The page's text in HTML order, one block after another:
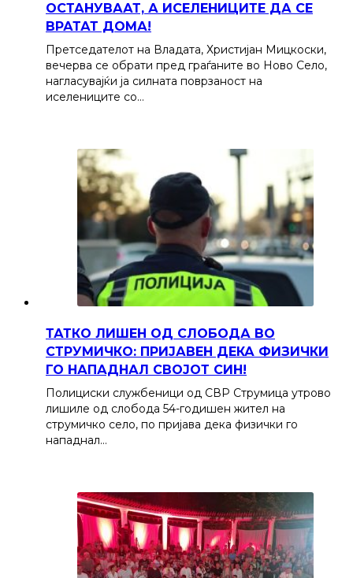
ОСТАНУВААТ, А ИСЕЛЕНИЦИТЕ ДА СЕ
ВРАТАТ ДОМА!
Претседателот на Владата, Христијан Мицкоски,
вечерва се обрати пред граѓаните во Ново Село,
нагласувајќи ја силната поврзаност на
иселениците со…
ТАТКО ЛИШЕН ОД СЛОБОДА ВО
СТРУМИЧКО: ПРИЈАВЕН ДЕКА ФИЗИЧКИ
ГО НАПАДНАЛ СВОЈОТ СИН!
Полициски службеници од СВР Струмица утрово
лишиле од слобода 54-годишен жител на
струмичко село, по пријава дека физички го
нападнал…